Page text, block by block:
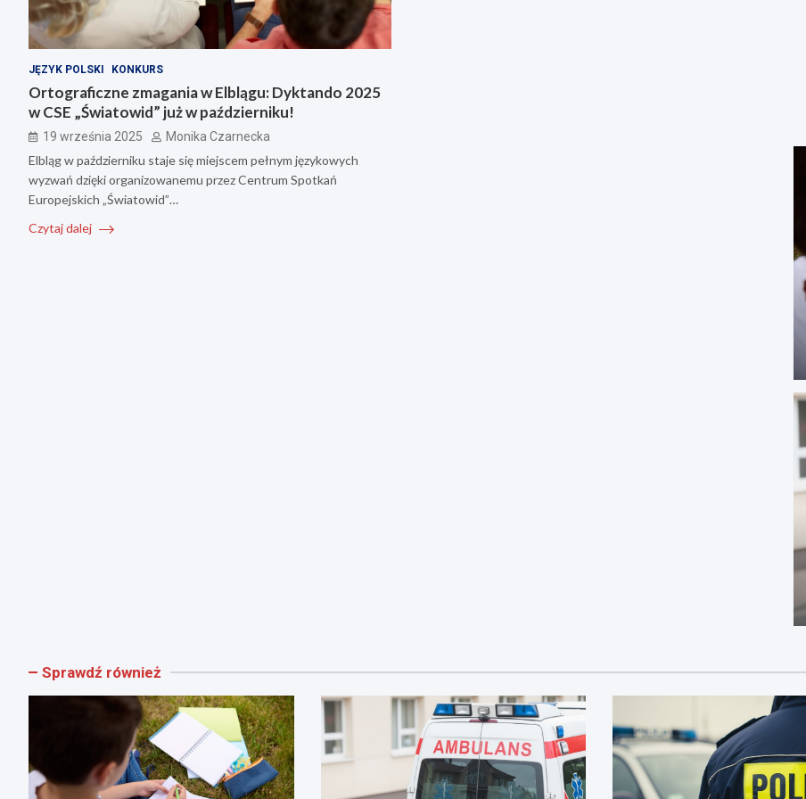
JĘZYK POLSKI KONKURS
Ortograficzne zmagania w Elblągu: Dyktando 2025
w CSE „Światowid” już w październiku!
19 września 2025 Monika Czarnecka
Elbląg w październiku staje się miejscem pełnym językowych
wyzwań dzięki organizowanemu przez Centrum Spotkań
Europejskich „Światowid”…
Czytaj dalej
Sprawdź również